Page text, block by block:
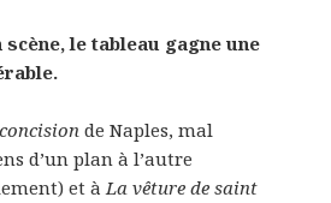
scène, le tableau gagne une
de Naples, mal
d’un plan à l’autre
et àLa vêture de saint